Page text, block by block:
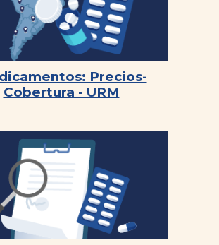
Precios-
Cobertura - URM